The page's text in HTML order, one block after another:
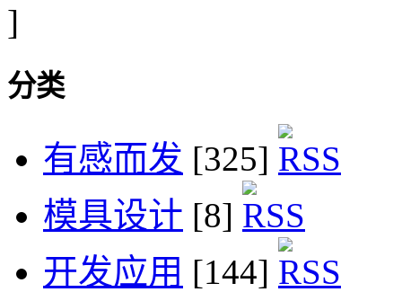
]
分类
有感而发 [325]
模具设计 [8]
开发应用 [144]